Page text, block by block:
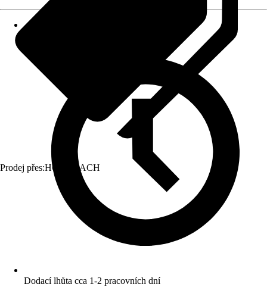
Prodej přes:HORNBACH
Dodací lhůta cca 1-2 pracovních dní